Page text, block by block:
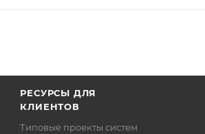
РЕСУРСЫ ДЛЯ
КЛИЕНТОВ
Типовые проекты систем